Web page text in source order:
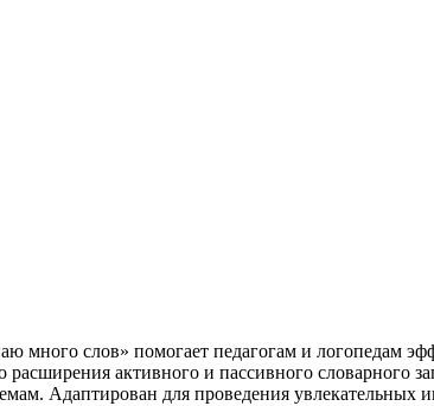
слов» помогает педагогам и логопедам
активного и пассивного словарного
Адаптирован для проведения